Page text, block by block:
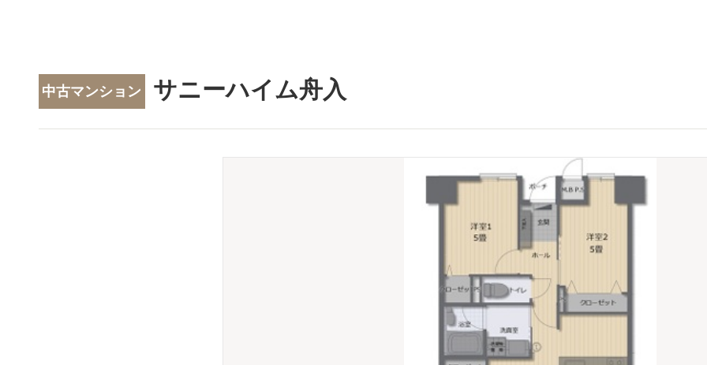
中古マンション サニーハイム舟入